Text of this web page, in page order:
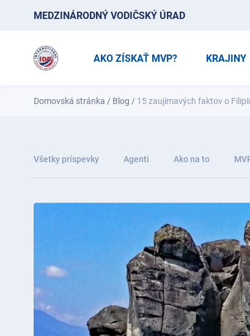
MEDZINÁRODNÝ VODIČSKÝ ÚRAD
AKO ZÍSKAŤ MVP? KRAJINY
Domovská stránka / Blog / 15 zaujímavých faktov o
Všetky príspevky Agenti Ako na to